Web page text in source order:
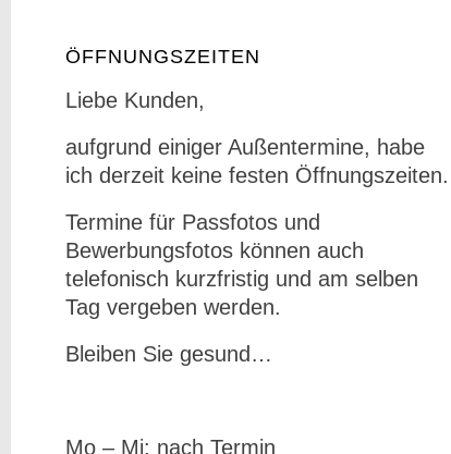
ÖFFNUNGSZEITEN
Liebe Kunden,
aufgrund einiger Außentermine, habe
ich derzeit keine festen Öffnungszeiten.
Termine für Passfotos und
Bewerbungsfotos können auch
telefonisch kurzfristig und am selben
Tag vergeben werden.
Bleiben Sie gesund…
Mo – Mi: nach Termin